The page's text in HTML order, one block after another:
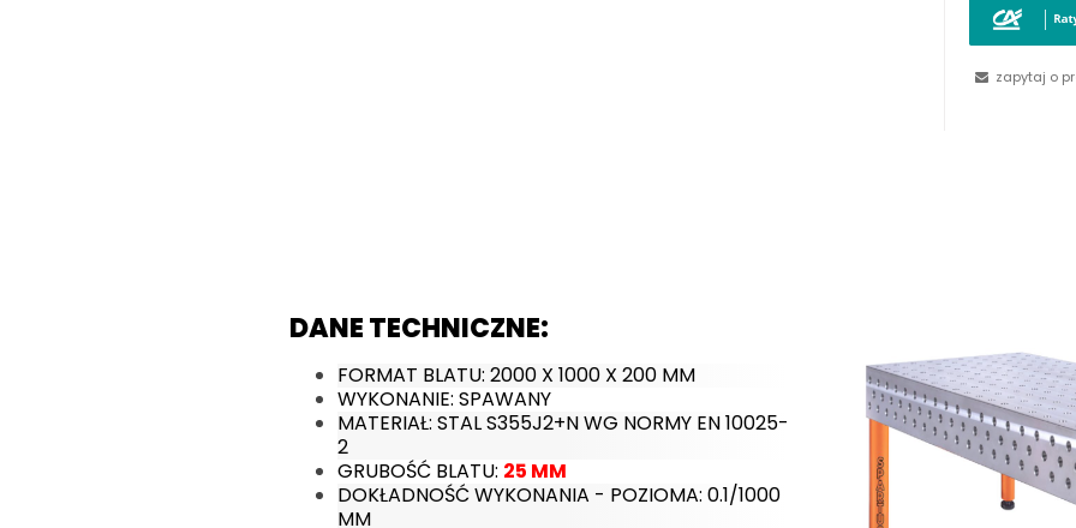
zapytaj o
DANE TECHNICZNE:
FORMAT BLATU: 2000 X 1000 X 200 MM
WYKONANIE: SPAWANY
MATERIAŁ: STAL S355J2+N WG NORMY EN 10025-
2
GRUBOŚĆ BLATU: 25 MM
DOKŁADNOŚĆ WYKONANIA - POZIOMA: 0.1/1000
MM